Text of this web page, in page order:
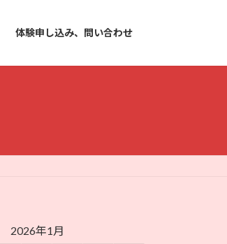
体験申し込み、問い合わせ
2026年1月